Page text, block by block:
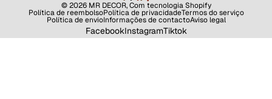
© 2026 MR DECOR,Com tecnologia Shopify
Política de reembolsoPolítica de privacidadeTermos do serviço
Política de envioInformações de contactoAviso legal
FacebookInstagramTiktok